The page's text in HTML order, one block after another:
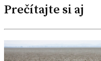
Prečítajte si aj